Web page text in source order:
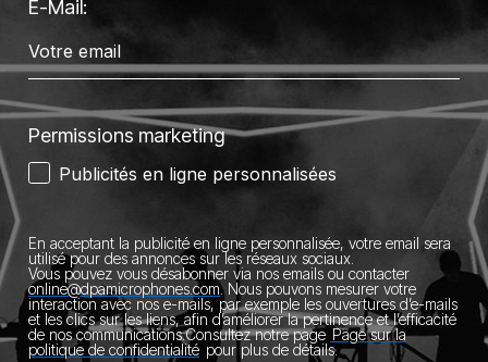
E-Mail:
Permissions marketing
Publicités en ligne personnalisées
En acceptant la publicité en ligne personnalisée, votre email sera
utilisé pour des annonces sur les réseaux sociaux.
Vous pouvez vous désabonner via nos emails ou contacter
online@dpamicrophones.com. Nous pouvons mesurer votre
interaction avec nos e-mails, par exemple les ouvertures d’e-mails
et les clics sur les liens, afin d’améliorer la pertinence et l’efficacité
de nos communications.Consultez notre page Page sur la
politique de confidentialité pour plus de détails.